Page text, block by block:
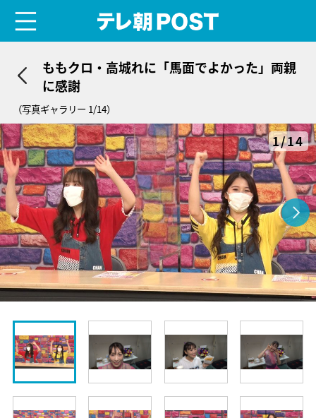
ももクロ・高城れに「馬面でよかった」両親
に感謝
（写真ギャラリー 1/14）
1/14